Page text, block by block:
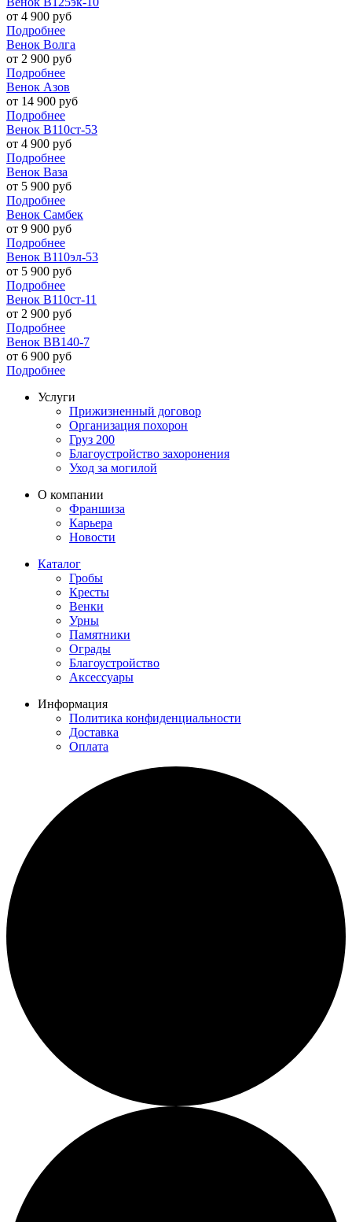
от 4 900 руб
Подробнее
Венок Волга
от 2 900 руб
Подробнее
Венок Азов
от 14 900 руб
Подробнее
Венок В110ст-53
от 4 900 руб
Подробнее
Венок Ваза
от 5 900 руб
Подробнее
Венок Самбек
от 9 900 руб
Подробнее
Венок В110эл-53
от 5 900 руб
Подробнее
Венок В110ст-11
от 2 900 руб
Подробнее
Венок ВВ140-7
от 6 900 руб
Подробнее
Услуги
Прижизненный договор
Организация похорон
Груз 200
Благоустройство захоронения
Уход за могилой
О компании
Франшиза
Карьера
Новости
Каталог
Гробы
Кресты
Венки
Урны
Памятники
Ограды
Благоустройство
Аксессуары
Информация
Политика конфиденциальности
Доставка
Оплата